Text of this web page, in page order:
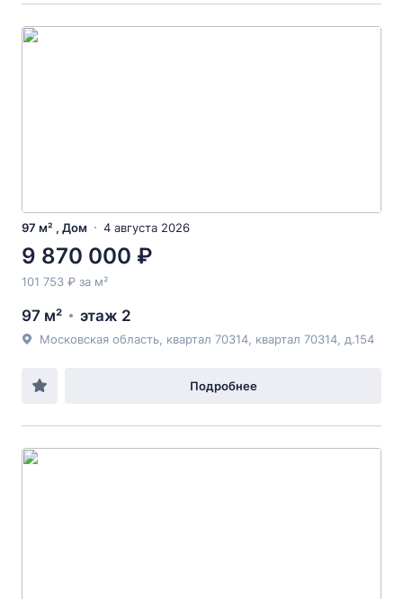
97 м² , Дом 4 августа 2026
9 870 000 ₽
101 753 ₽ за м²
97 м² этаж 2
Московская область, квартал 70314, квартал 70314, д.154
Подробнее